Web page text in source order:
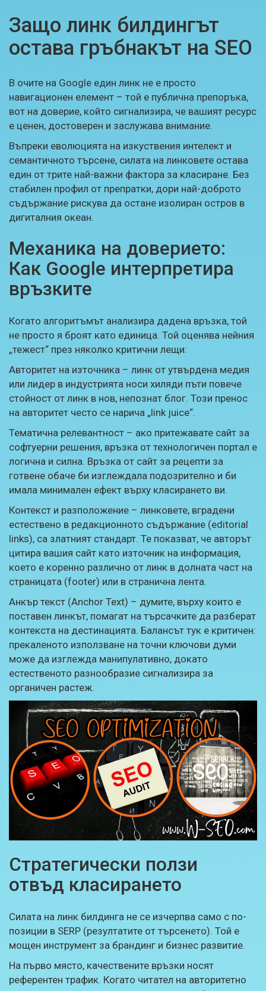
Защо линк билдингът
остава гръбнакът на SEO
В очите на Google един линк не е просто
навигационен елемент – той е публична препоръка,
вот на доверие, който сигнализира, че вашият ресурс
е ценен, достоверен и заслужава внимание.
Въпреки еволюцията на изкуствения интелект и
семантичното търсене, силата на линковете остава
един от трите най-важни фактора за класиране. Без
стабилен профил от препратки, дори най-доброто
съдържание рискува да остане изолиран остров в
дигиталния океан.
Механика на доверието:
Как Google интерпретира
връзките
Когато алгоритъмът анализира дадена връзка, той
не просто я броят като единица. Той оценява нейния
„тежест“ през няколко критични лещи:
Авторитет на източника – линк от утвърдена медия
или лидер в индустрията носи хиляди пъти повече
стойност от линк в нов, непознат блог. Този пренос
на авторитет често се нарича „link juice“.
Тематична релевантност – ако притежавате сайт за
софтуерни решения, връзка от технологичен портал е
логична и силна. Връзка от сайт за рецепти за
готвене обаче би изглеждала подозрително и би
имала минимален ефект върху класирането ви.
Контекст и разположение – линковете, вградени
естествено в редакционното съдържание (editorial
links), са златният стандарт. Те показват, че авторът
цитира вашия сайт като източник на информация,
което е коренно различно от линк в долната част на
страницата (footer) или в странична лента.
Анкър текст (Anchor Text) – думите, върху които е
поставен линкът, помагат на търсачките да разберат
контекста на дестинацията. Балансът тук е критичен:
прекаленото използване на точни ключови думи
може да изглежда манипулативно, докато
естественото разнообразие сигнализира за
органичен растеж.
Стратегически ползи
отвъд класирането
Силата на линк билдинга не се изчерпва само с по-
позиции в SERP (резултатите от търсенето). Той е
мощен инструмент за брандинг и бизнес развитие.
На първо място, качествените връзки носят
референтен трафик. Когато читател на авторитетно